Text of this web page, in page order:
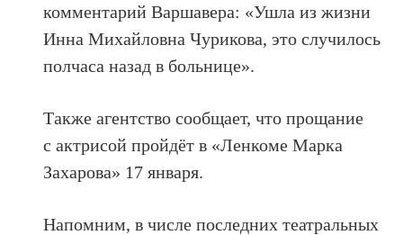
комментарий Варшавера: «Ушла из жизни
Инна Михайловна Чурикова, это случилось
полчаса назад в больнице».
Также агентство сообщает, что прощание
с актрисой пройдёт в «Ленкоме Марка
Захарова» 17 января.
Напомним, в числе последних театральных